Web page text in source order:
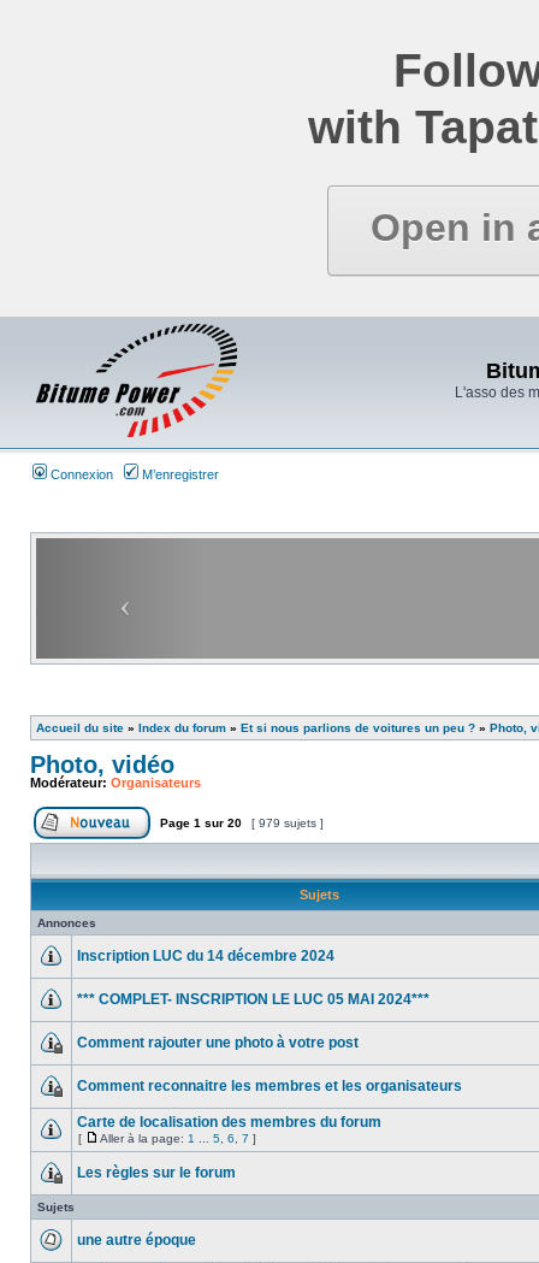
with
Open in
L'asso des
Connexion M’enregistrer
Accueil du site » Index du forum » Et si nous parlions de voitures un peu ? » Photo,
Photo, vidéo
Modérateur: Organisateurs
Page 1 sur 20 [ 979 sujets ]
Sujets
Annonces
Inscription LUC du 14 décembre 2024
*** COMPLET- INSCRIPTION LE LUC 05 MAI 2024***
Comment rajouter une photo à votre post
Comment reconnaitre les membres et les organisateurs
Carte de localisation des membres du forum
[ Aller à la page: 1 5 6 7 ]
Les règles sur le forum
Sujets
une autre époque